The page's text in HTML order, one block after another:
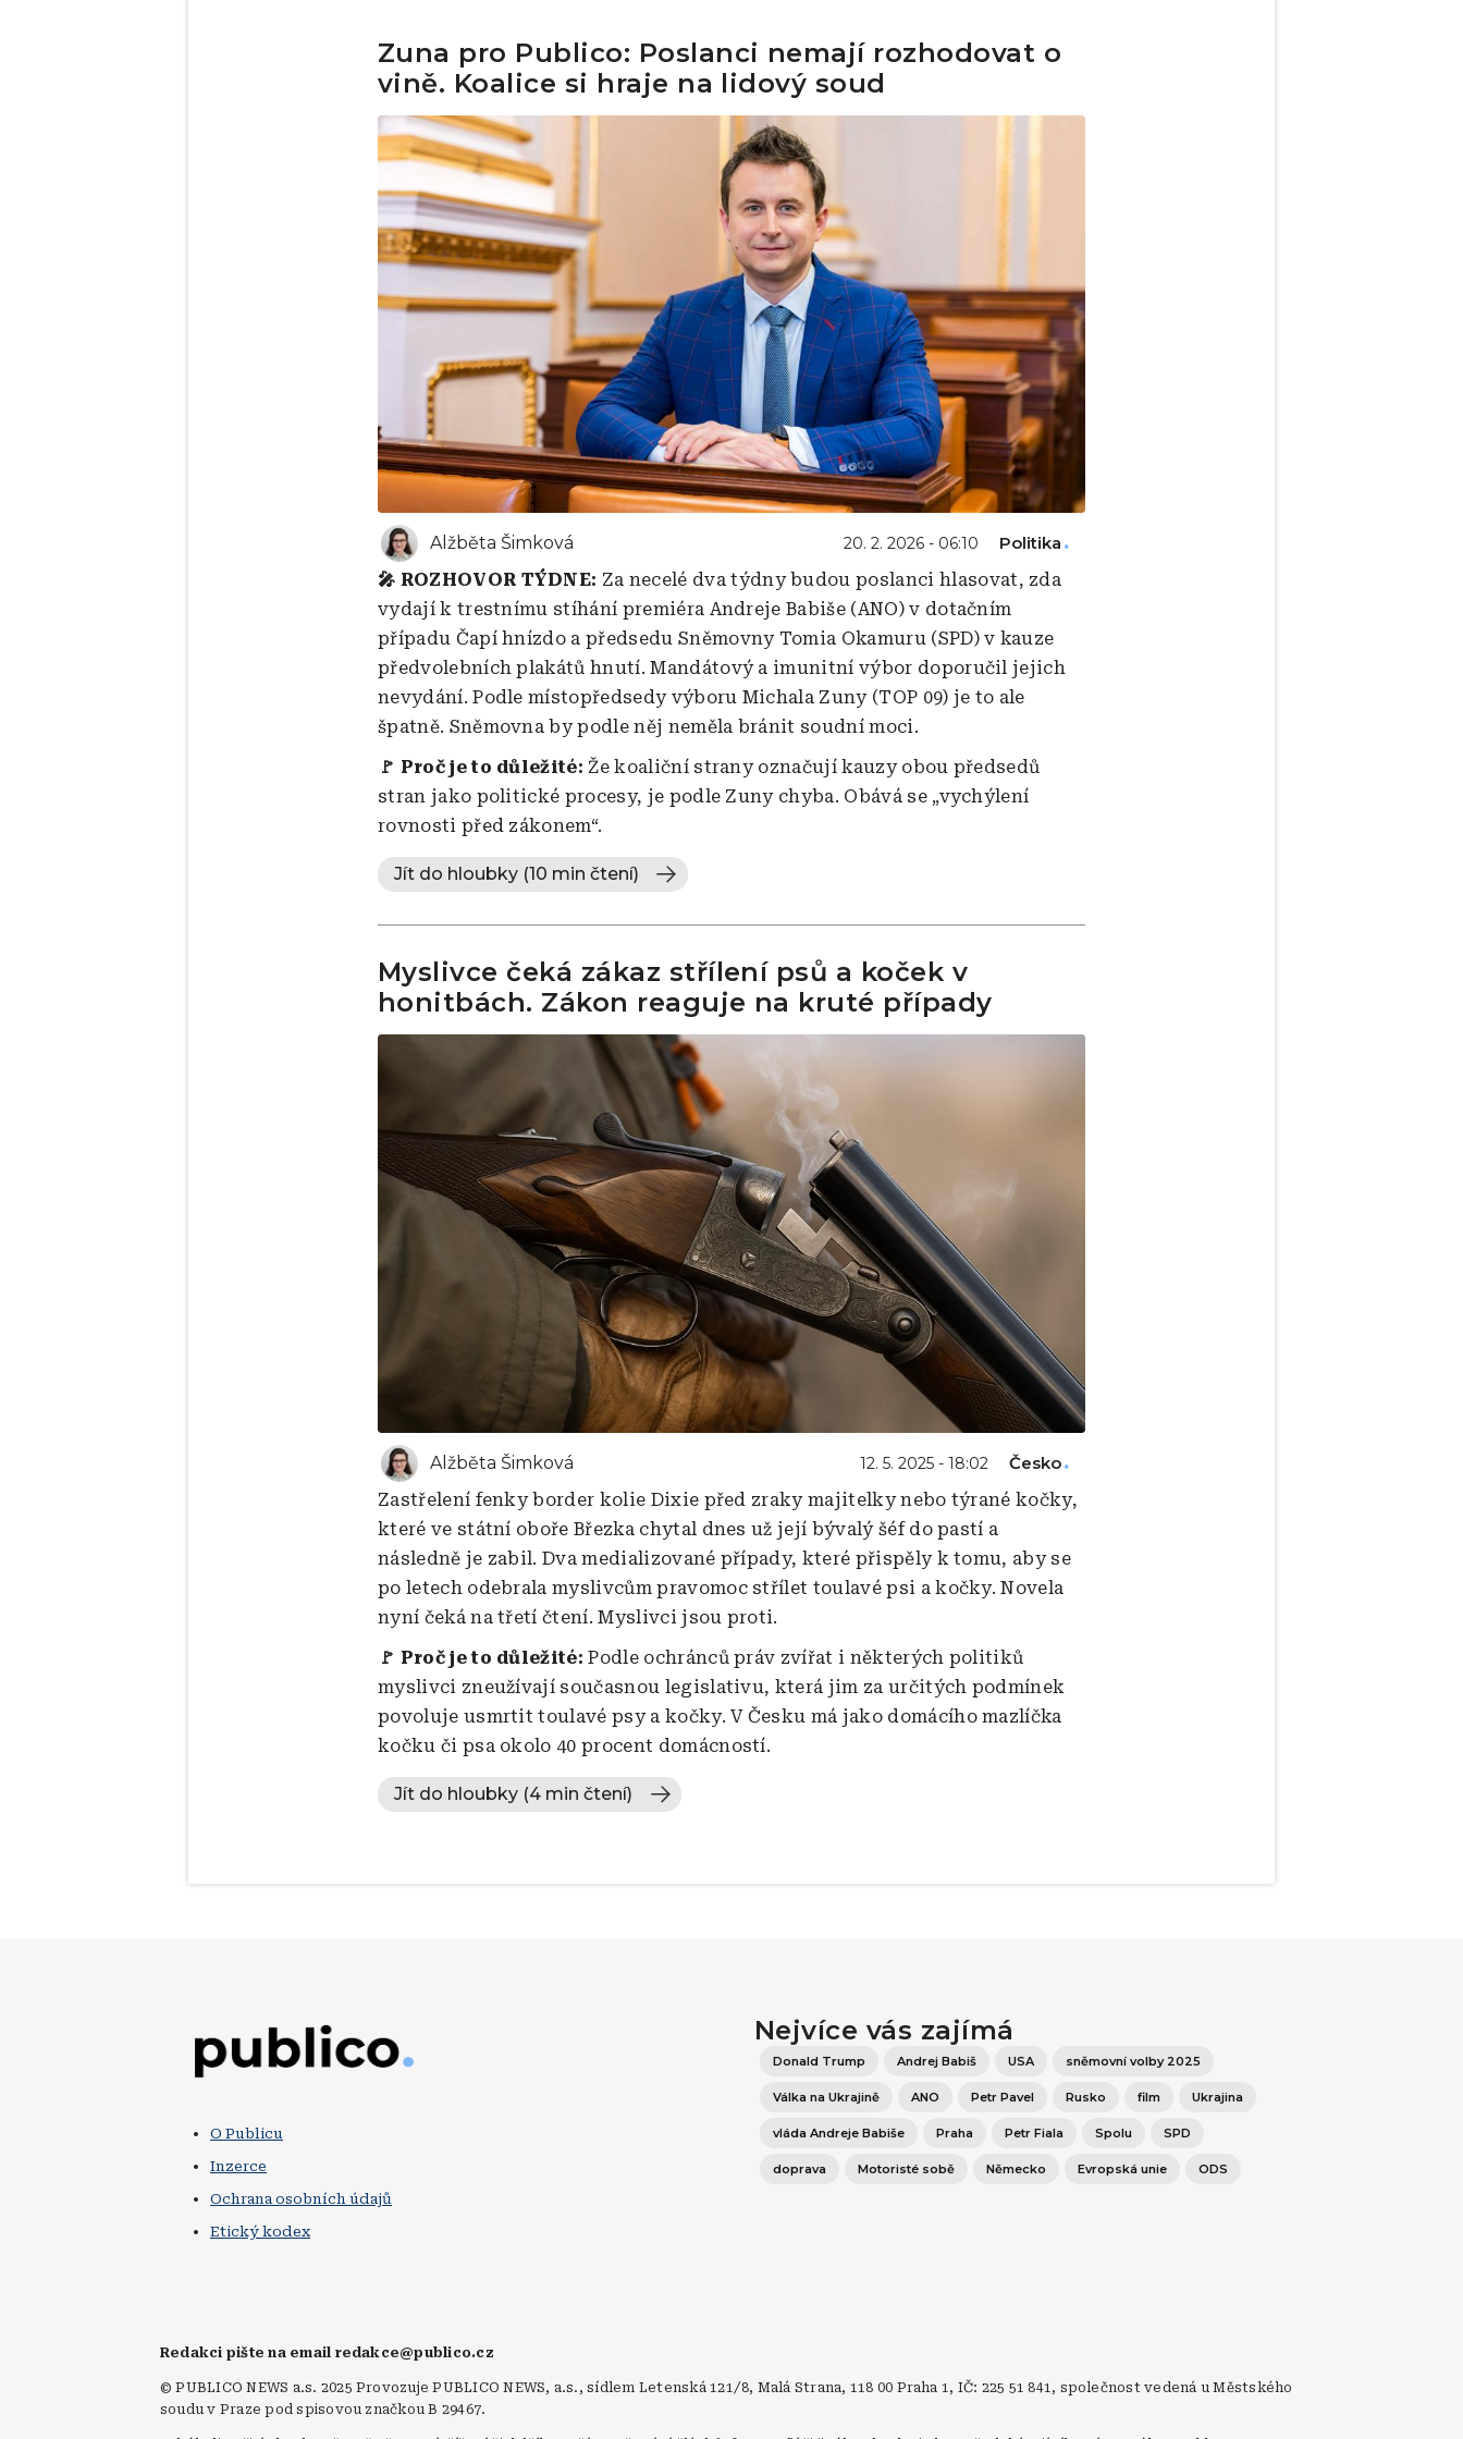
Zuna pro Publico: Poslanci nemají rozhodovat o
vině. Koalice si hraje na lidový soud
Alžběta Šimková 20. 2. 2026 - 06:10
Politika
🎤 ROZHOVOR TÝDNE: Za necelé dva týdny budou poslanci hlasovat, zda
vydají k trestnímu stíhání premiéra Andreje Babiše (ANO) v dotačním
případu Čapí hnízdo a předsedu Sněmovny Tomia Okamuru (SPD) v kauze
předvolebních plakátů hnutí. Mandátový a imunitní výbor doporučil jejich
nevydání. Podle místopředsedy výboru Michala Zuny (TOP 09) je to ale
špatně. Sněmovna by podle něj neměla bránit soudní moci.
🚩 Proč je to důležité:Že koaliční strany označují kauzy obou předsedů
stran jako politické procesy, je podle Zuny chyba. Obává se „vychýlení
rovnosti před zákonem“.
Jít do hloubky (10 min čtení)
Myslivce čeká zákaz střílení psů a koček v
honitbách. Zákon reaguje na kruté případy
Alžběta Šimková 12. 5. 2025 - 18:02
Česko
Zastřelení fenky border kolie Dixie před zraky majitelky nebo týrané kočky,
které ve státní oboře Březka chytal dnes už její bývalý šéf do pastí a
následně je zabil. Dva medializované případy, které přispěly k tomu, aby se
po letech odebrala myslivcům pravomoc střílet toulavé psi a kočky. Novela
nyní čeká na třetí čtení. Myslivci jsou proti.
🚩 Proč je to důležité: Podle ochránců práv zvířat i některých politiků
myslivci zneužívají současnou legislativu, která jim za určitých podmínek
povoluje usmrtit toulavé psy a kočky. V Česku má jako domácího mazlíčka
kočku či psa okolo 40 procent domácností.
Jít do hloubky (4 min čtení)
O Publicu
Inzerce
Ochrana osobních údajů
Etický kodex
Nejvíce vás zajímá
Donald Trump Andrej Babiš USA sněmovní volby 2025
Válka na Ukrajině ANO Petr Pavel Rusko film Ukrajina
vláda Andreje Babiše Praha Petr Fiala Spolu SPD
doprava Motoristé sobě Německo Evropská unie ODS
Redakci pište na email redakce@publico.cz
© PUBLICO NEWS a.s. 2025 Provozuje PUBLICO NEWS, a.s., sídlem Letenská 121/8, Malá Strana, 118 00 Praha 1, IČ: 225 51 841, společnost vedená u Městského
soudu v Praze pod spisovou značkou B 29467.